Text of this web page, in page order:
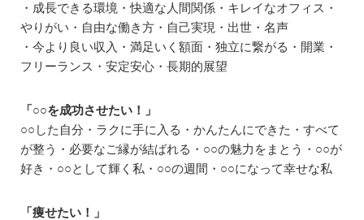
・成長できる環境・快適な人間関係・キレイなオフィス・
やりがい・自由な働き方・自己実現・出世・名声
・今より良い収入・満足いく額面・独立に繋がる・開業・
フリーランス・安定安心・長期的展望
「○○を成功させたい！」
○○した自分・ラクに手に入る・かんたんにできた・すべて
が整う・必要なご縁が結ばれる・○○の魅力をまとう・○○が
好き・○○として輝く私・○○の週間・○○になって幸せな私
「痩せたい！」